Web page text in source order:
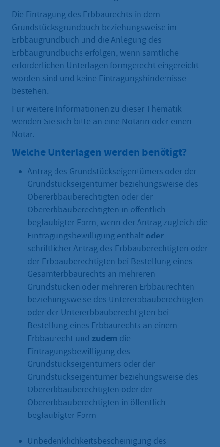
Die Eintragung des Erbbaurechts in dem
Grundstücksgrundbuch beziehungsweise im
Erbbaugrundbuch und die Anlegung des
Erbbaugrundbuchs erfolgen, wenn sämtliche
erforderlichen Unterlagen formgerecht eingereicht
worden sind und keine Eintragungshindernisse
bestehen.
Für weitere Informationen zu dieser Thematik
wenden Sie sich bitte an eine Notarin oder einen
Notar.
Welche Unterlagen werden benötigt?
Antrag des Grundstückseigentümers oder der
Grundstückseigentümer beziehungsweise des
Obererbbauberechtigten oder der
Obererbbauberechtigten in öffentlich
beglaubigter Form, wenn der Antrag zugleich die
Eintragungsbewilligung enthält oder
schriftlicher Antrag des Erbbauberechtigten oder
der Erbbauberechtigten bei Bestellung eines
Gesamterbbaurechts an mehreren
Grundstücken oder mehreren Erbbaurechten
beziehungsweise des Untererbbauberechtigten
oder der Untererbbauberechtigten bei
Bestellung eines Erbbaurechts an einem
Erbbaurecht und zudem die
Eintragungsbewilligung des
Grundstückseigentümers oder der
Grundstückseigentümer beziehungsweise des
Obererbbauberechtigten oder der
Obererbbauberechtigten in öffentlich
beglaubigter Form
Unbedenklichkeitsbescheinigung des